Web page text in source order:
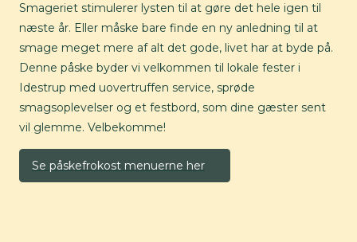
Smageriet stimulerer lysten til at gøre det hele igen til
næste år. Eller måske bare finde en ny anledning til at
smage meget mere af alt det gode, livet har at byde på.
Denne påske byder vi velkommen til lokale fester i
Idestrup med uovertruffen service, sprøde
smagsoplevelser og et festbord, som dine gæster sent
vil glemme. Velbekomme!
Se påskefrokost menuerne her